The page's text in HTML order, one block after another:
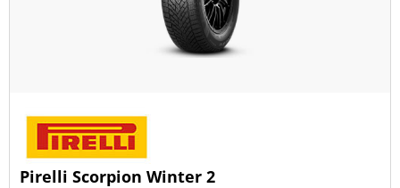
Pirelli Scorpion Winter 2